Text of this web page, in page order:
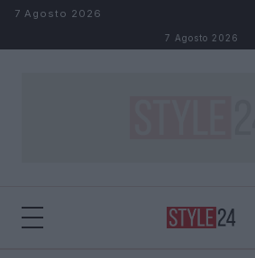
Salta al contenuto
7 Agosto 2026
7 Agosto 2026